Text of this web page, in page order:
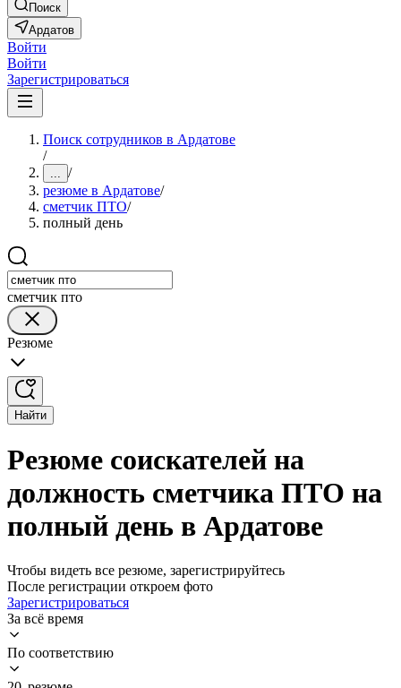
Поиск
Ардатов
Войти
Войти
Зарегистрироваться
Поиск сотрудников в Ардатове
/
... /
резюме в Ардатове/
сметчик ПТО/
полный день
сметчик пто
Резюме
Найти
Резюме соискателей на
должность сметчика ПТО на
полный день в Ардатове
Чтобы видеть все резюме, зарегистрируйтесь
После регистрации откроем фото
Зарегистрироваться
За всё время
По соответствию